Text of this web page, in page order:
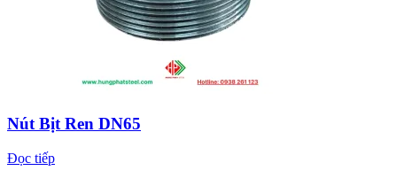
Nút Bịt Ren DN65
Đọc tiếp